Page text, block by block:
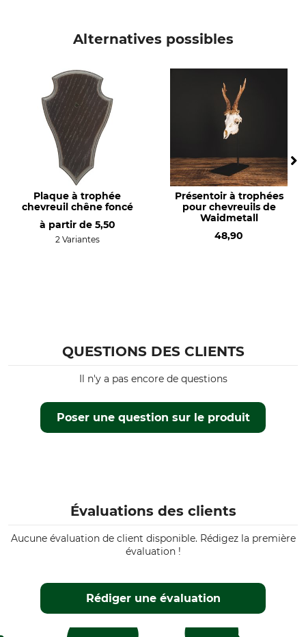
Made in Czech Republic
Alternatives possibles
Plaque à trophée
chevreuil chêne foncé
à partir de 5,50
2 Variantes
Présentoir à trophées
pour chevreuils de
Waidmetall
48,90
QUESTIONS DES CLIENTS
Poser une question sur le produit
Il n'y a pas encore de questions
Évaluations des clients
Aucune évaluation de client disponible. Rédigez la première
évaluation !
Rédiger une évaluation